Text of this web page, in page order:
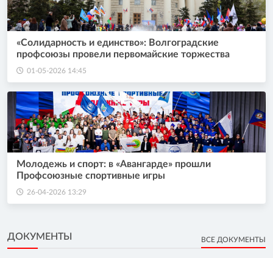
«Солидарность и единство»: Волгоградские
профсоюзы провели первомайские торжества
01-05-2026 14:45
Молодежь и спорт: в «Авангарде» прошли
Профсоюзные спортивные игры
26-04-2026 13:29
ДОКУМЕНТЫ ВСЕ ДОКУМЕНТЫ